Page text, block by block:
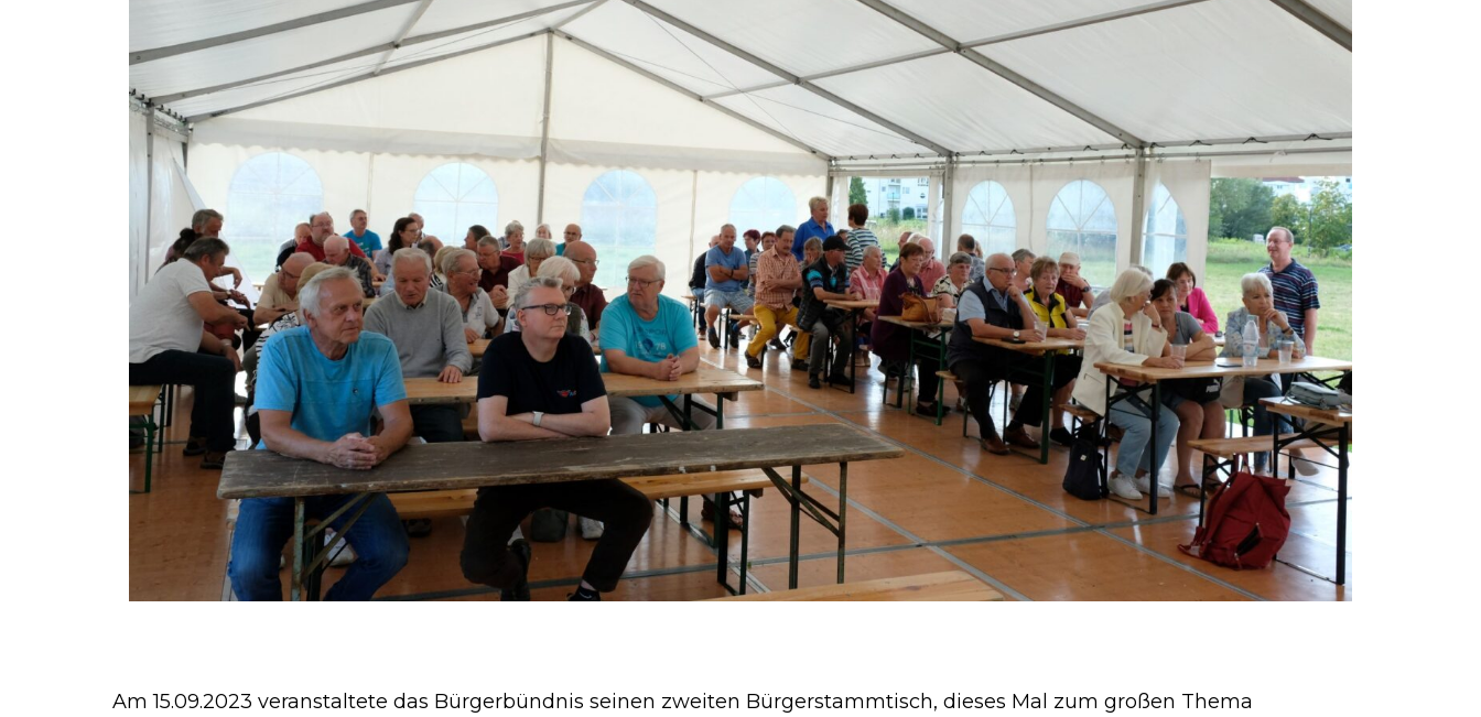
Am 15.09.2023 veranstaltete das Bürgerbündnis seinen zweiten Bürgerstammtisch, dieses Mal zum großen Thema